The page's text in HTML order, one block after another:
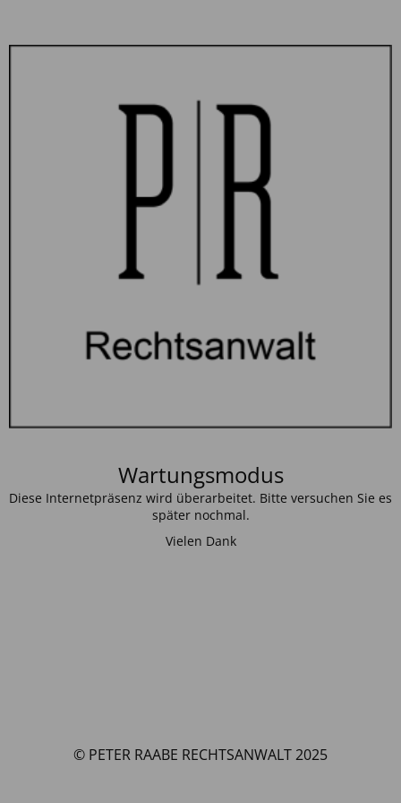
Wartungsmodus
Diese Internetpräsenz wird überarbeitet. Bitte versuchen Sie es
später nochmal.
Vielen Dank
© PETER RAABE RECHTSANWALT 2025